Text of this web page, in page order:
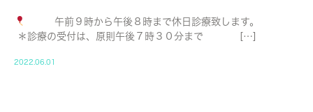
午前９時から午後８時まで休日診療致します。
＊診療の受付は、原則午後７時３０分まで […]
2022.06.01